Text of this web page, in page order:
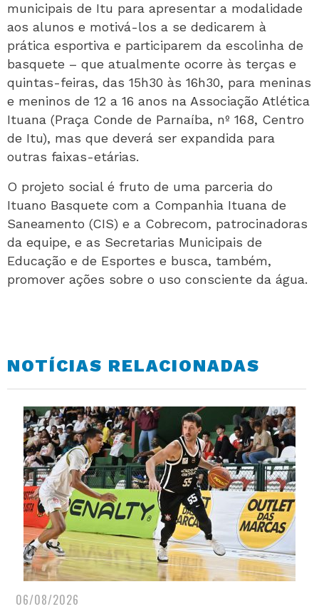
municipais de Itu para apresentar a modalidade
aos alunos e motivá-los a se dedicarem à
prática esportiva e participarem da escolinha de
basquete – que atualmente ocorre às terças e
quintas-feiras, das 15h30 às 16h30, para meninas
e meninos de 12 a 16 anos na Associação Atlética
Ituana (Praça Conde de Parnaíba, nº 168, Centro
de Itu), mas que deverá ser expandida para
outras faixas-etárias.
O projeto social é fruto de uma parceria do
Ituano Basquete com a Companhia Ituana de
Saneamento (CIS) e a Cobrecom, patrocinadoras
da equipe, e as Secretarias Municipais de
Educação e de Esportes e busca, também,
promover ações sobre o uso consciente da água.
NOTÍCIAS RELACIONADAS
06/08/2026